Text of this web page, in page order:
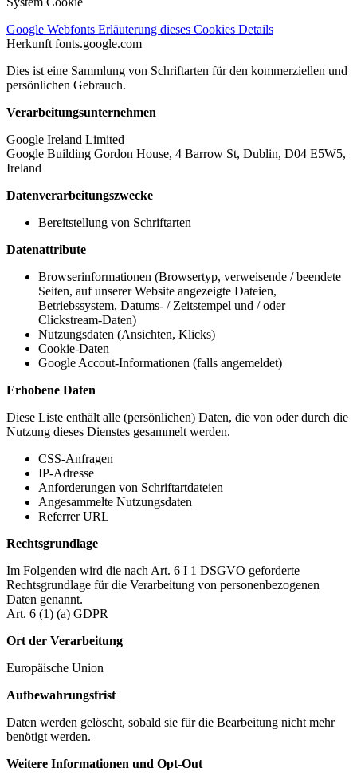
Google Webfonts Erläuterung dieses Cookies Details
Herkunft fonts.google.com
Dies ist eine Sammlung von Schriftarten für den kommerziellen und
persönlichen Gebrauch.
Verarbeitungsunternehmen
Google Ireland Limited
Google Building Gordon House, 4 Barrow St, Dublin, D04 E5W5,
Ireland
Datenverarbeitungszwecke
Bereitstellung von Schriftarten
Datenattribute
Browserinformationen (Browsertyp, verweisende / beendete
Seiten, auf unserer Website angezeigte Dateien,
Betriebssystem, Datums- / Zeitstempel und / oder
Clickstream-Daten)
Nutzungsdaten (Ansichten, Klicks)
Cookie-Daten
Google Accout-Informationen (falls angemeldet)
Erhobene Daten
Diese Liste enthält alle (persönlichen) Daten, die von oder durch die
Nutzung dieses Dienstes gesammelt werden.
CSS-Anfragen
IP-Adresse
Anforderungen von Schriftartdateien
Angesammelte Nutzungsdaten
Referrer URL
Rechtsgrundlage
Im Folgenden wird die nach Art. 6 I 1 DSGVO geforderte
Rechtsgrundlage für die Verarbeitung von personenbezogenen
Daten genannt.
Art. 6 (1) (a) GDPR
Ort der Verarbeitung
Europäische Union
Aufbewahrungsfrist
Daten werden gelöscht, sobald sie für die Bearbeitung nicht mehr
benötigt werden.
Weitere Informationen und Opt-Out